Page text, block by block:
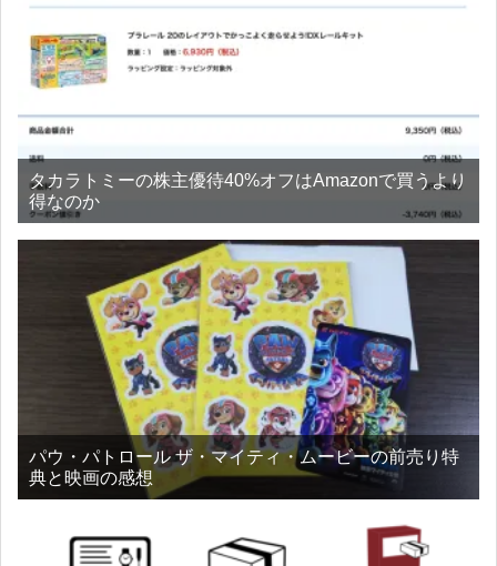
タカラトミーの株主優待40%オフはAmazonで買うより
得なのか
パウ・パトロール ザ・マイティ・ムービーの前売り特
典と映画の感想